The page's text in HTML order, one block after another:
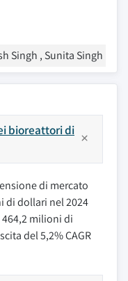
Singh , Sunita Singh
bioreattori di
di mercato
di dollari nel 2024
464,2 milioni di
del 5,2% CAGR